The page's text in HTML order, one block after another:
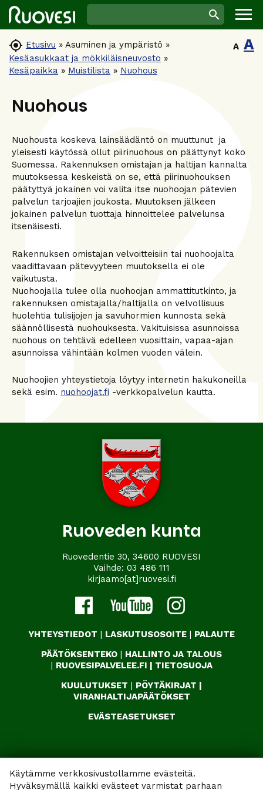
Käytämme verkkosivustollamme evästeitä.
Hyväksymällä kaikki evästeet varmistat parhaan
 Etusivu » Asuminen ja ympäristö »
Kesäasukkaat ja mökkiläisneuvosto »
Kesäpaikka » Muistilista » Nuohous
A A
Nuohous
Nuohousta koskeva lainsäädäntö on muuttunut ja
yleisesti käytössä ollut piirinuohous on päättynyt koko
Suomessa. Rakennuksen omistajan ja haltijan kannalta
muutoksessa keskeistä on se, että piirinuohouksen
päätyttyä jokainen voi valita itse nuohoojan pätevien
palvelun tarjoajien joukosta. Muutoksen jälkeen
jokainen palvelun tuottaja hinnoittelee palvelunsa
itsenäisesti.
Rakennuksen omistajan velvoitteisiin tai nuohoojalta
vaadittavaan pätevyyteen muutoksella ei ole
vaikutusta.
Nuohoojalla tulee olla nuohoojan ammattitutkinto, ja
rakennuksen omistajalla/haltijalla on velvollisuus
huolehtia tulisijojen ja savuhormien kunnosta sekä
säännöllisestä nuohouksesta. Vakituisissa asunnoissa
nuohous on tehtävä edelleen vuosittain, vapaa-ajan
asunnoissa vähintään kolmen vuoden välein.
Nuohoojien yhteystietoja löytyy internetin hakukoneilla
sekä esim. nuohoojat.fi -verkkopalvelun kautta.
Ruoveden kunta
Ruovedentie 30, 34600 RUOVESI
Vaihde: 03 486 111
kirjaamo[at]ruovesi.fi
YHTEYSTIEDOT | LASKUTUSOSOITE | PALAUTE
PÄÄTÖKSENTEKO | HALLINTO JA TALOUS
| RUOVESIPALVELEE.FI | TIETOSUOJA
KUULUTUKSET | PÖYTÄKIRJAT |
VIRANHALTIJAPÄÄTÖKSET
EVÄSTEASETUKSET